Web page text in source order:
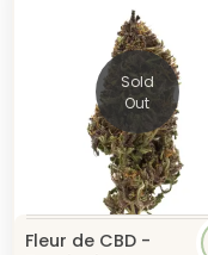
Sold
Out
Fleur de CBD -